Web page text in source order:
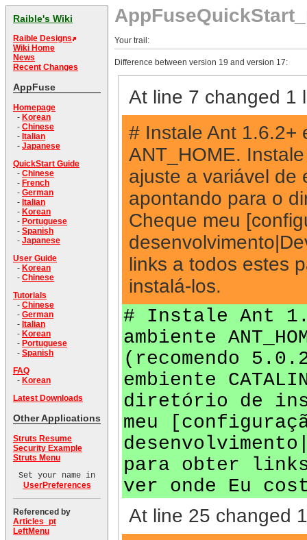
Raible's Wiki
Raible Designs
Wiki Home
News
Recent Changes
AppFuse
Homepage
- Korean
- Chinese
- Italian
- Japanese
QuickStart Guide
- Chinese
- French
- German
- Italian
- Korean
- Portuguese
- Spanish
- Japanese
User Guide
- Korean
- Chinese
Tutorials
- Chinese
- German
- Italian
- Korean
- Portuguese
- Spanish
FAQ
- Korean
Latest Downloads
Other Applications
Struts Resume
Security Example
Struts Menu
Set your name in
UserPreferences
Referenced by
Articles_pt
LeftMenu
Your trail:
Difference between version 19 and version 17:
At line 7 changed 1
# Instale Ant 1.6.2+
ANT_HOME.
ajuste a variável de
apontando para o
Cheque meu
links a todos estes
instalá-los.
# Instale Ant
ambiente
(recomendo
embiente
diretório de
meu
para obter
ver onde Eu
At line 25 changed